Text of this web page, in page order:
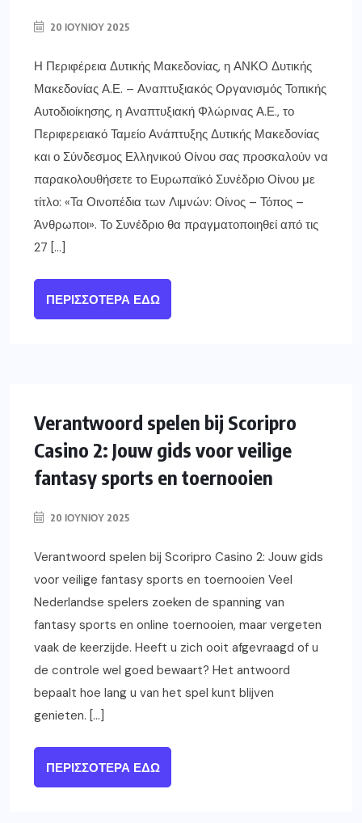
20 ΙΟΥΝΊΟΥ 2025
Η Περιφέρεια Δυτικής Μακεδονίας, η ΑΝΚΟ Δυτικής
Μακεδονίας Α.Ε. – Αναπτυξιακός Οργανισμός Τοπικής
Αυτοδιοίκησης, η Αναπτυξιακή Φλώρινας Α.Ε., το
Περιφερειακό Ταμείο Ανάπτυξης Δυτικής Μακεδονίας
και ο Σύνδεσμος Ελληνικού Οίνου σας προσκαλούν να
παρακολουθήσετε το Ευρωπαϊκό Συνέδριο Οίνου με
τίτλο: «Τα Οινοπέδια των Λιμνών: Οίνος – Τόπος –
Άνθρωποι». Το Συνέδριο θα πραγματοποιηθεί από τις
27 […]
ΠΕΡΙΣΣΌΤΕΡΑ ΕΔΏ
Verantwoord spelen bij Scoripro
Casino 2: Jouw gids voor veilige
fantasy sports en toernooien
20 ΙΟΥΝΊΟΥ 2025
Verantwoord spelen bij Scoripro Casino 2: Jouw gids
voor veilige fantasy sports en toernooien Veel
Nederlandse spelers zoeken de spanning van
fantasy sports en online toernooien, maar vergeten
vaak de keerzijde. Heeft u zich ooit afgevraagd of u
de controle wel goed bewaart? Het antwoord
bepaalt hoe lang u van het spel kunt blijven
genieten. […]
ΠΕΡΙΣΣΌΤΕΡΑ ΕΔΏ